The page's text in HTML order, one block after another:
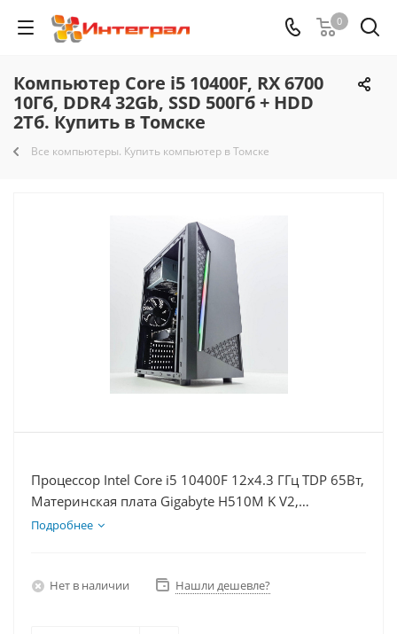
0
Компьютер Core i5 10400F, RX 6700
10Гб, DDR4 32Gb, SSD 500Гб + HDD
2Тб. Купить в Томске
Все компьютеры. Купить компьютер в Томске
Процессор Intel Core i5 10400F 12x4.3 ГГц TDP 65Вт,
Материнская плата Gigabyte H510M K V2,
Видеокарта RX 6700 10Гб, Память DDR4 32Gb,
Подробнее
Нет в наличии Нашли дешевле?